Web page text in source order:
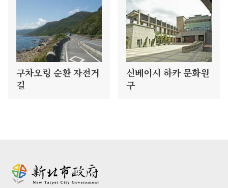
구차오링 순환 자전거
길
신베이시 하카 문화원
구